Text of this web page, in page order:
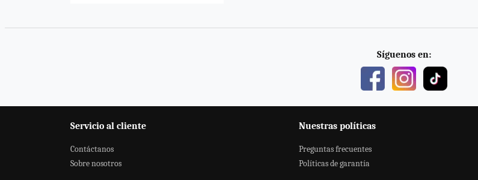
Síguenos en:
Servicio al cliente
Contáctanos
Sobre nosotros
Nuestras políticas
Preguntas frecuentes
Políticas de garantía